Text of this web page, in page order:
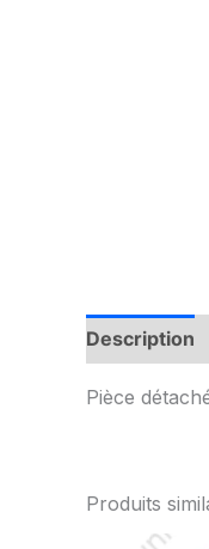
Description
Pièce
Produits